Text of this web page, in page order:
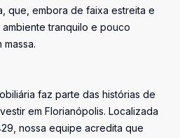
que, embora de faixa estreita e
tranquilo e pouco
faz parte das histórias de
em Florianópolis. Localizada
nossa equipe acredita que